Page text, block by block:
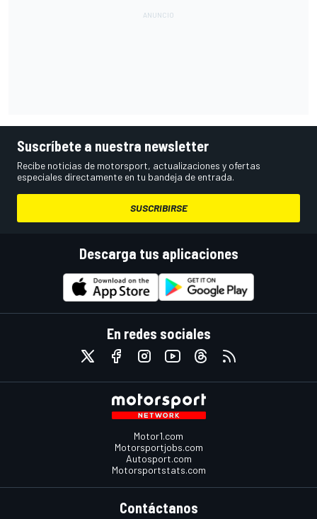
Suscríbete a nuestra newsletter
Recibe noticias de motorsport, actualizaciones y ofertas
especiales directamente en tu bandeja de entrada.
SUSCRIBIRSE
Descarga tus aplicaciones
En redes sociales
Motor1.com
Motorsportjobs.com
Autosport.com
Motorsportstats.com
Contáctanos